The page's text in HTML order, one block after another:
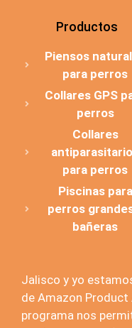
Productos
Piensos
para perros
Collares GPS
perros
Collares
para perros
Piscinas para
perros
bañeras
Jalisco y yo
de Amazon
programa nos